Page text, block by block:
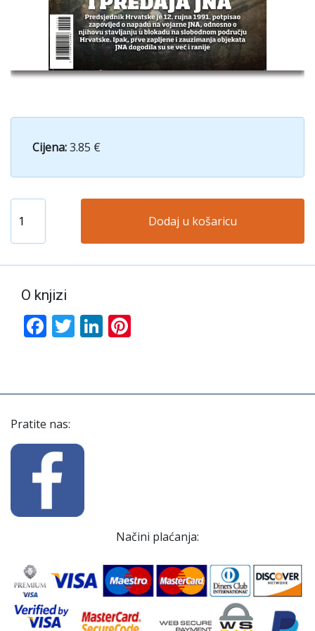
Cijena:3.85 €
Dodaj u košaricu
O knjizi
Facebook
TwitterLinkedIn
Pratite nas:
Načini plaćanja: